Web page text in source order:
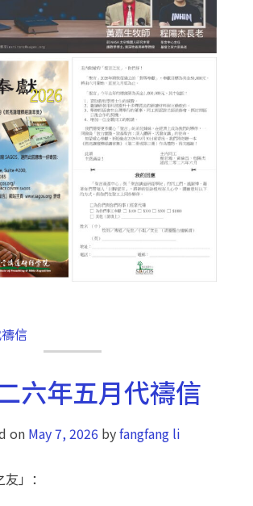
信
六年五月代禱信
on May 7, 2026 byfangfang li
」：